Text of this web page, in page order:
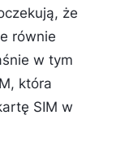
że
równie
w tym
która
SIM w